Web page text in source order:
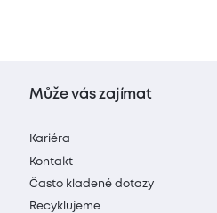
Může vás zajímat
Kariéra
Kontakt
Často kladené dotazy
Recyklujeme